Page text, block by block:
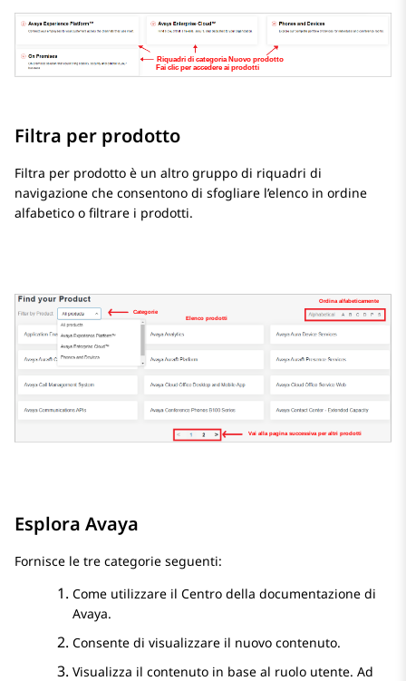
Filtra per prodotto
Filtra per prodotto è un altro gruppo di riquadri di
navigazione che consentono di sfogliare l’elenco in ordine
alfabetico o filtrare i prodotti.
Esplora Avaya
Fornisce le tre categorie seguenti:
Come utilizzare il Centro della documentazione di
Avaya.
Consente di visualizzare il nuovo contenuto.
Visualizza il contenuto in base al ruolo utente. Ad